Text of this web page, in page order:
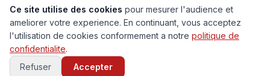
Bresil
Algerie Tunisie Belgique Drapeaux
© 2005-2026 Carte du Monde. Tous droits reserves.
FAQ
•Contact•Confidentialite
Ce site utilise des cookies pour mesurer l'audience et
ameliorer votre experience. En continuant, vous acceptez
l'utilisation de cookies conformement a notre politique de
confidentialite.
Refuser
Accepter